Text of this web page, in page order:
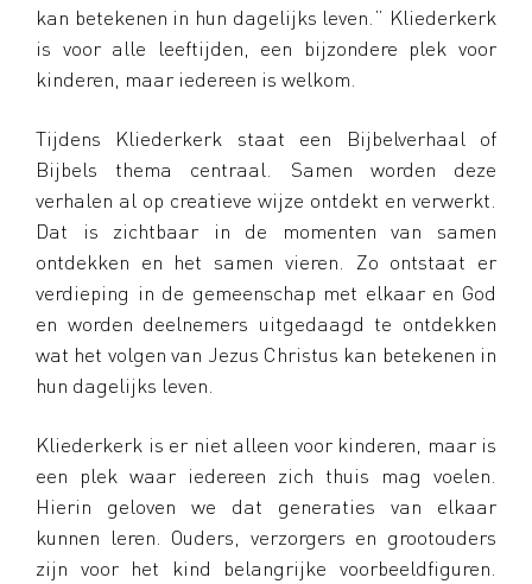
kan betekenen in hun dagelijks leven.” Kliederkerk
is voor alle leeftijden, een bijzondere plek voor
kinderen, maar iedereen is welkom.
Tijdens Kliederkerk staat een Bijbelverhaal of
Bijbels thema centraal. Samen worden deze
verhalen al op creatieve wijze ontdekt en verwerkt.
Dat is zichtbaar in de momenten van samen
ontdekken en het samen vieren. Zo ontstaat er
verdieping in de gemeenschap met elkaar en God
en worden deelnemers uitgedaagd te ontdekken
wat het volgen van Jezus Christus kan betekenen in
hun dagelijks leven.
Kliederkerk is er niet alleen voor kinderen, maar is
een plek waar iedereen zich thuis mag voelen.
Hierin geloven we dat generaties van elkaar
kunnen leren. Ouders, verzorgers en grootouders
zijn voor het kind belangrijke voorbeeldfiguren.